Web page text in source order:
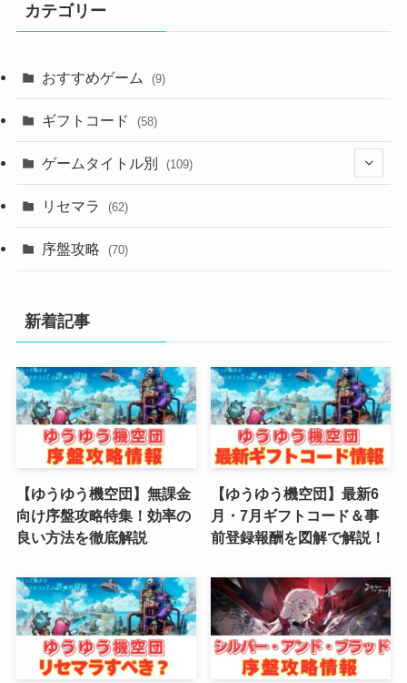
カテゴリー
おすすめゲーム (9)
ギフトコード (58)
ゲームタイトル別 (109)
(2)
(2)
(4)
(1)
(4)
(6)
リセマラ (62)
序盤攻略 (70)
新着記事
【ゆうゆう機空団】無課金
向け序盤攻略特集！効率の
良い方法を徹底解説
【ゆうゆう機空団】最新6
月・7月ギフトコード＆事
前登録報酬を図解で解説！